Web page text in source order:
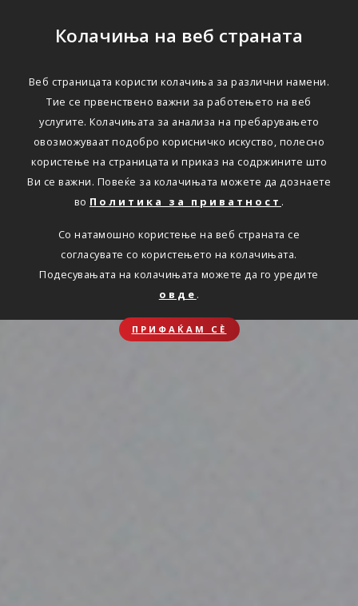
Колачиња на веб страната
Веб страницата користи колачиња за различни намени.
Тие се првенствено важни за работењето на веб
услугите. Колачињата за анализа на пребарувањето
овозможуваат подобро корисничко искуство, полесно
користење на страницата и приказ на содржините што
Ви се важни. Повеќе за колачињата можете да дознаете
во Политика за приватност .
Со натамошно користење на веб страната се
согласувате со користењето на колачињата.
Подесувањата на колачињата можете да го уредите
овде .
ПРИФАЌАМ СЀ